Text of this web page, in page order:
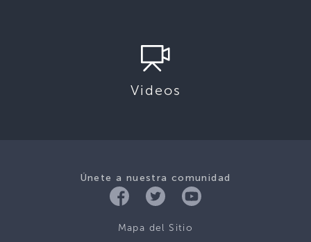
Videos
Únete a nuestra comunidad
Mapa del Sitio